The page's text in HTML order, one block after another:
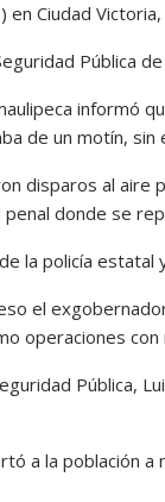
en Ciudad
Pública
informó
de un motín,
disparos al aire
donde se
la policía estatal
el
operaciones
Pública,
a la población